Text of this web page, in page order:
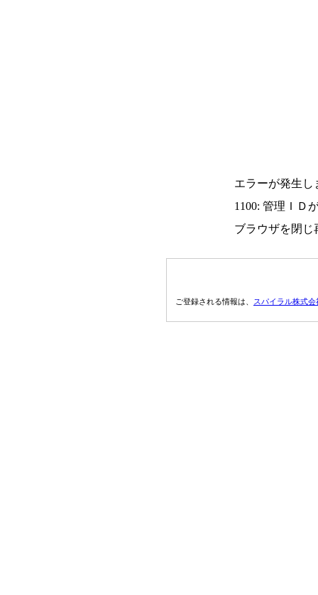
エラーが発生し
1100: 管理ＩＤ
ブラウザを閉じ
ご登録される情報は、 スパイラル株式会